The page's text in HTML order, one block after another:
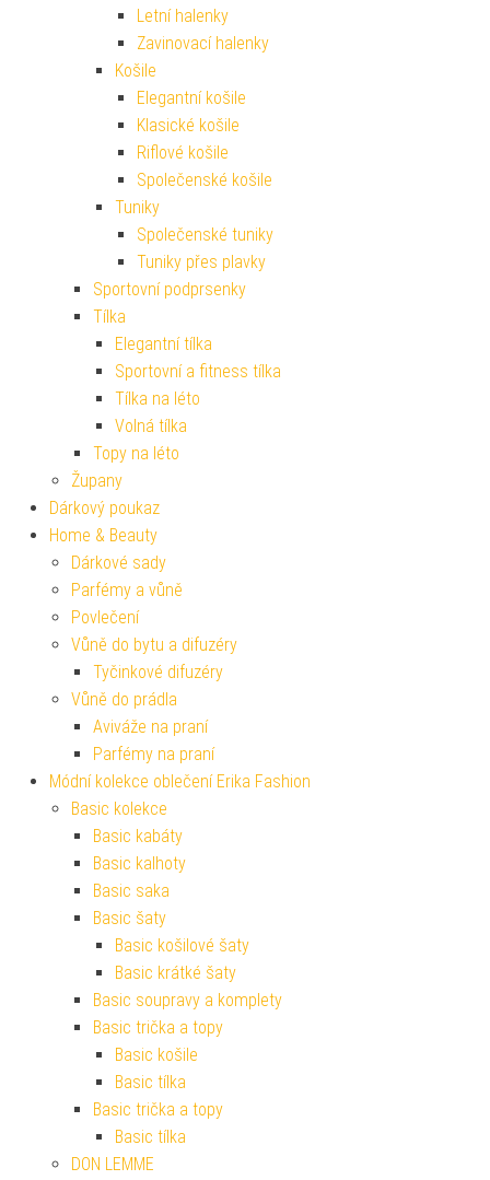
Letní halenky
Zavinovací halenky
Košile
Elegantní košile
Klasické košile
Riflové košile
Společenské košile
Tuniky
Společenské tuniky
Tuniky přes plavky
Sportovní podprsenky
Tílka
Elegantní tílka
Sportovní a fitness tílka
Tílka na léto
Volná tílka
Topy na léto
Župany
Dárkový poukaz
Home & Beauty
Dárkové sady
Parfémy a vůně
Povlečení
Vůně do bytu a difuzéry
Tyčinkové difuzéry
Vůně do prádla
Aviváže na praní
Parfémy na praní
Módní kolekce oblečení Erika Fashion
Basic kolekce
Basic kabáty
Basic kalhoty
Basic saka
Basic šaty
Basic košilové šaty
Basic krátké šaty
Basic soupravy a komplety
Basic trička a topy
Basic košile
Basic tílka
Basic trička a topy
Basic tílka
DON LEMME